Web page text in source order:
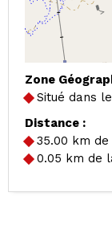
Zone
Situé dans
Distance :
35.00 km de
0.05 km de